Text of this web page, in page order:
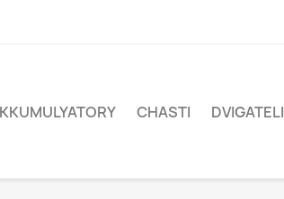
CHASTI DVIGATELI